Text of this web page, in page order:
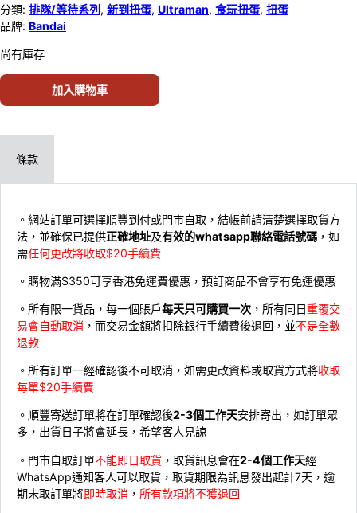
分類: 排隊/等待系列 , 新到扭蛋, Ultraman, 食玩扭蛋, 扭蛋
品牌: Bandai
尚有庫存
加入購物車
條款
。網站訂單可選擇順豐到付或門市自取，結帳前請清楚選擇取貨方
法，並確保已提供正確地址及有效的whatsapp聯絡電話號碼 ，如
需任何更改將收取$20手續費
。購物滿$350可享香港免運費優惠，預訂商品不會享有免運優惠
。所有限一貨品，每一個賬戶每天只可購買一次 ，所有同日重覆交
易會自動取消 ，而交易金額將扣除銀行手續費後退回，並不是全數
退款
。所有訂單一經確認後不可取消，如需更改資料或取貨方式將收取
每單$20手續費
。順豐寄送訂單將在訂單確認後2-3個工作天安排寄出，如訂單眾
多，出貨日子將會延長，希望客人見諒
。門市自取訂單不能即日取貨 ，取貨訊息會在2-4個工作天經
WhatsApp通知客人可以取貨，取貨期限為訊息發出起計7天，逾
期未取訂單將即時取消 ， 所有款項將不獲退回